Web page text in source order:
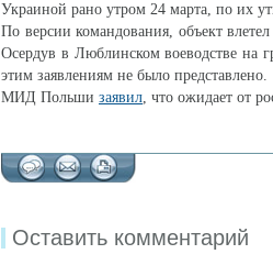
Украиной рано утром 24 марта, по их
По версии командования, объект
Осердув в Люблинском воеводстве на
этим заявлениям не было представлено.
МИД Польши заявил, что ожидает от
Оставить комментарий